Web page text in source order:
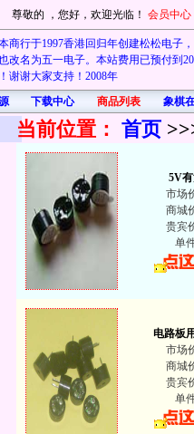
尊敬的 ，您好，欢迎光临！ 会员中心
商行于1997香港回归年创建松松电子
改名为五一电子。本站费用已预付到
谢谢大家支持！2008年
下载中心 商品列表 象棋
当前位置： 首页
5V
市场
商城
贵宾
单
电路板
市场
商城
贵宾
单